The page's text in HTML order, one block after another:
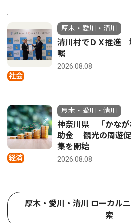
社会
厚木・愛川・清川
清川村でＤＸ推進
嘱
2026.08.08
経済
厚木・愛川・清川
神奈川県 「かなが
助金 観光の周遊
集を開始
2026.08.08
厚木・愛川・清川 ローカル
索